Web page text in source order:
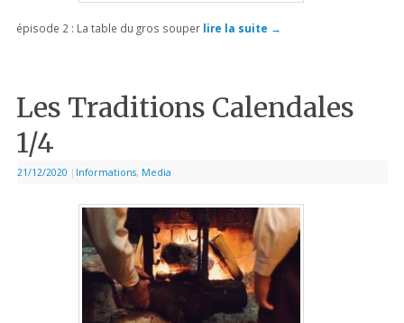
épisode 2 : La table du gros souper lire la suite →
Les Traditions Calendales
1/4
21/12/2020 | Informations, Media